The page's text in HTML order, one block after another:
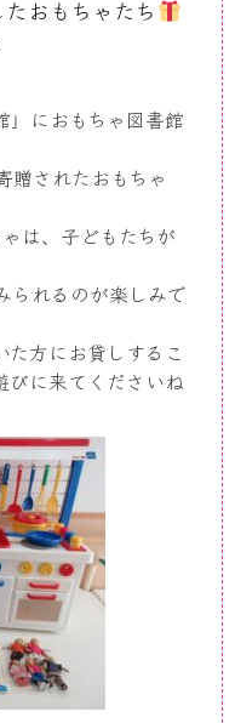
おもちゃたち
」におもちゃ図書館
贈されたおもちゃ
は、子どもたちが
られるのが楽しみで
た方にお貸しするこ
びに来てくださいね